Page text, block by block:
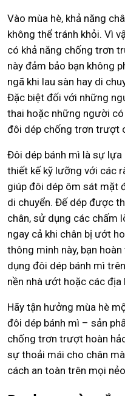
Vào mùa hè, khả năng
không thể tránh khỏi. Vì
có khả năng chống trơn
này đảm bảo bạn không
ngã khi lau sàn hay di
Đặc biệt đối với những
thai hoặc những người
đôi dép chống trơn trượt
Đôi dép bánh mì là sự
thiết kế kỹ lưỡng với các
giúp đôi dép ôm sát mặt
di chuyển. Đế dép được
chân, sử dụng các chấm
ngay cả khi chân bị ướt
thông minh này, bạn
dụng đôi dép bánh mì
nền nhà ướt hoặc các địa
Hãy tận hưởng mùa hè
đôi dép bánh mì – sản
chống trơn trượt hoàn
sự thoải mái cho chân
cách an toàn trên mọi